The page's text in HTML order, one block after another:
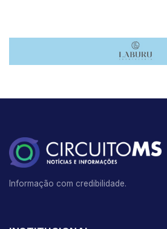
Informação com credibilidade.